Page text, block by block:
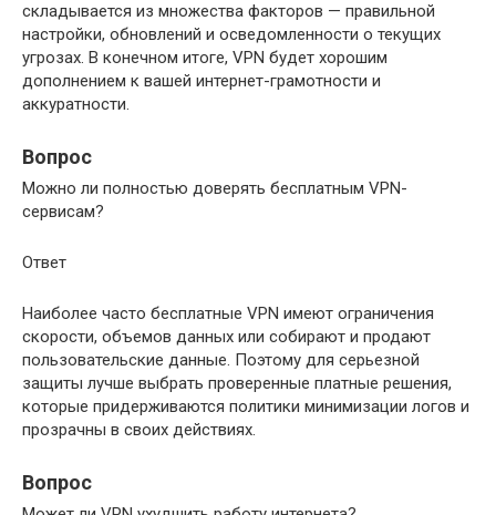
складывается из множества факторов — правильной
настройки, обновлений и осведомленности о текущих
угрозах. В конечном итоге, VPN будет хорошим
дополнением к вашей интернет-грамотности и
аккуратности.
Вопрос
Можно ли полностью доверять бесплатным VPN-
сервисам?
Ответ
Наиболее часто бесплатные VPN имеют ограничения
скорости, объемов данных или собирают и продают
пользовательские данные. Поэтому для серьезной
защиты лучше выбрать проверенные платные решения,
которые придерживаются политики минимизации логов и
прозрачны в своих действиях.
Вопрос